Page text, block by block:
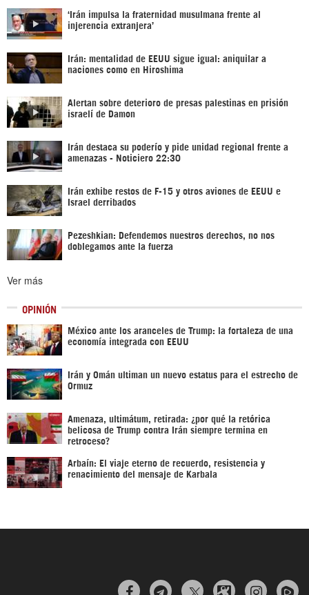
‘Irán impulsa la fraternidad musulmana frente al
injerencia extranjera’
Irán: mentalidad de EEUU sigue igual: aniquilar a
naciones como en Hiroshima
Alertan sobre deterioro de presas palestinas en prisión
israelí de Damon
Irán destaca su poderío y pide unidad regional frente a
amenazas - Noticiero 22:30
Irán exhibe restos de F-15 y otros aviones de EEUU e
Israel derribados
Pezeshkian: Defendemos nuestros derechos, no nos
doblegamos ante la fuerza
Ver más
OPINIÓN
México ante los aranceles de Trump: la fortaleza de una
economía integrada con EEUU
Irán y Omán ultiman un nuevo estatus para el estrecho de
Ormuz
Amenaza, ultimátum, retirada: ¿por qué la retórica
belicosa de Trump contra Irán siempre termina en
retroceso?
Arbaín: El viaje eterno de recuerdo, resistencia y
renacimiento del mensaje de Karbala